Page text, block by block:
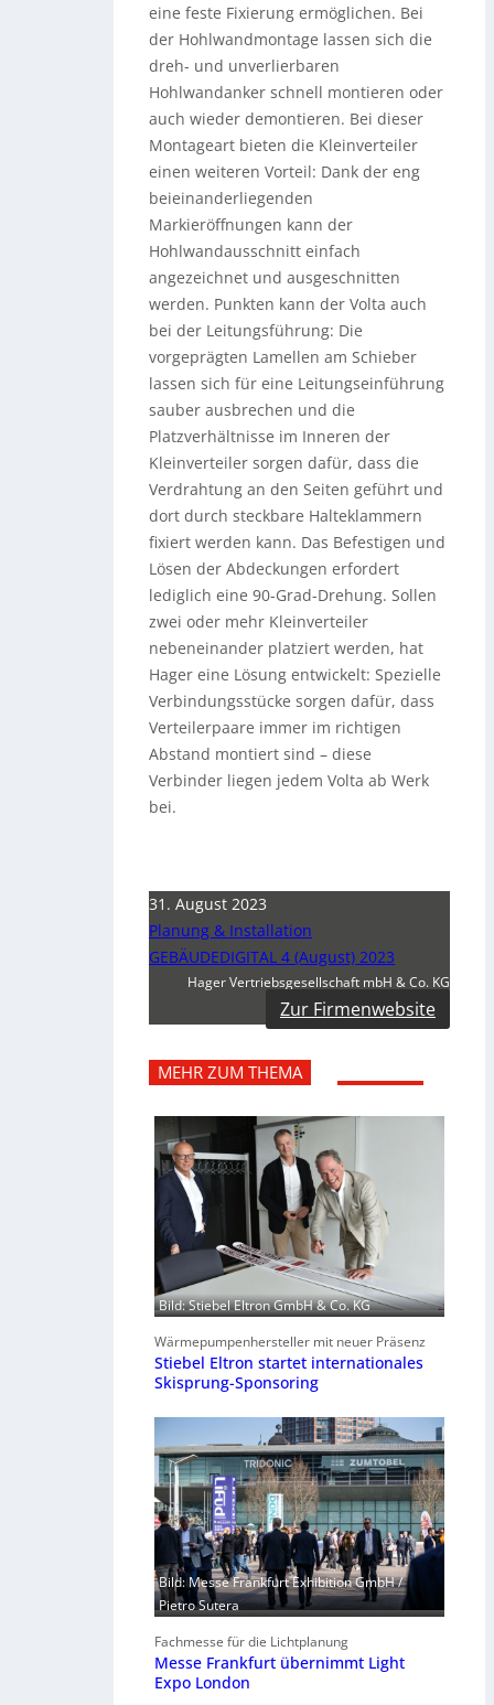
eine feste Fixierung ermöglichen. Bei
der Hohlwandmontage lassen sich die
dreh- und unverlierbaren
Hohlwandanker schnell montieren oder
auch wieder demontieren. Bei dieser
Montageart bieten die Kleinverteiler
einen weiteren Vorteil: Dank der eng
beieinanderliegenden
Markieröffnungen kann der
Hohlwandausschnitt einfach
angezeichnet und ausgeschnitten
werden. Punkten kann der Volta auch
bei der Leitungsführung: Die
vorgeprägten Lamellen am Schieber
lassen sich für eine Leitungseinführung
sauber ausbrechen und die
Platzverhältnisse im Inneren der
Kleinverteiler sorgen dafür, dass die
Verdrahtung an den Seiten geführt und
dort durch steckbare Halteklammern
fixiert werden kann. Das Befestigen und
Lösen der Abdeckungen erfordert
lediglich eine 90-Grad-Drehung. Sollen
zwei oder mehr Kleinverteiler
nebeneinander platziert werden, hat
Hager eine Lösung entwickelt: Spezielle
Verbindungsstücke sorgen dafür, dass
Verteilerpaare immer im richtigen
Abstand montiert sind – diese
Verbinder liegen jedem Volta ab Werk
bei.
31. August 2023
Planung & Installation
GEBÄUDEDIGITAL 4 (August) 2023
Hager Vertriebsgesellschaft mbH & Co. KG
Zur Firmenwebsite
MEHR ZUM THEMA
Bild: Stiebel Eltron GmbH & Co. KG
Wärmepumpenhersteller mit neuer Präsenz
Stiebel Eltron startet internationales
Skisprung-Sponsoring
Bild: Messe Frankfurt Exhibition GmbH /
Pietro Sutera
Fachmesse für die Lichtplanung
Messe Frankfurt übernimmt Light
Expo London